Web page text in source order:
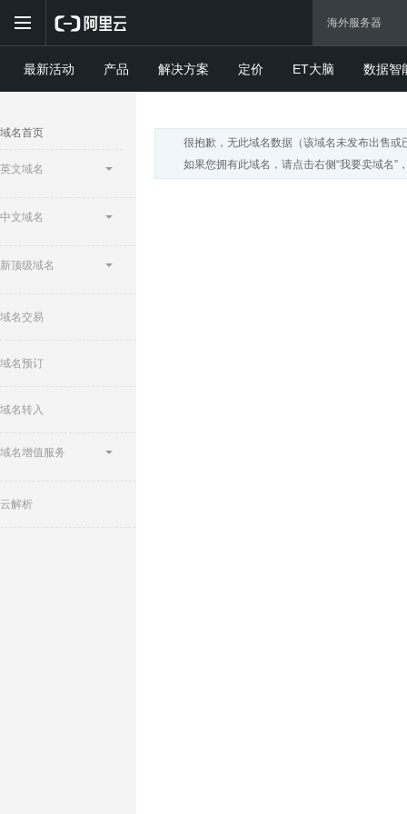
最新活动 产品 解决方案 定价 ET大脑 数据智
域名首页
英文域名
中文域名
新顶级域名
域名交易
域名预订
域名转入
域名增值服务
云解析
很抱歉，无此域名数据（该域名未发布出售或
如果您拥有此域名，请点击右侧“我要卖域名”